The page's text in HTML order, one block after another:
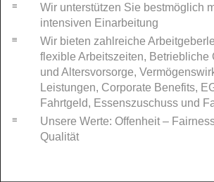
Wir unterstützen Sie bestmöglich
intensiven Einarbeitung
Wir bieten zahlreiche
flexible Arbeitszeiten, Betriebliche
und Altersvorsorge,
Leistungen, Corporate Benefits,
Fahrtgeld, Essenszuschuss und
Unsere Werte: Offenheit –
Qualität